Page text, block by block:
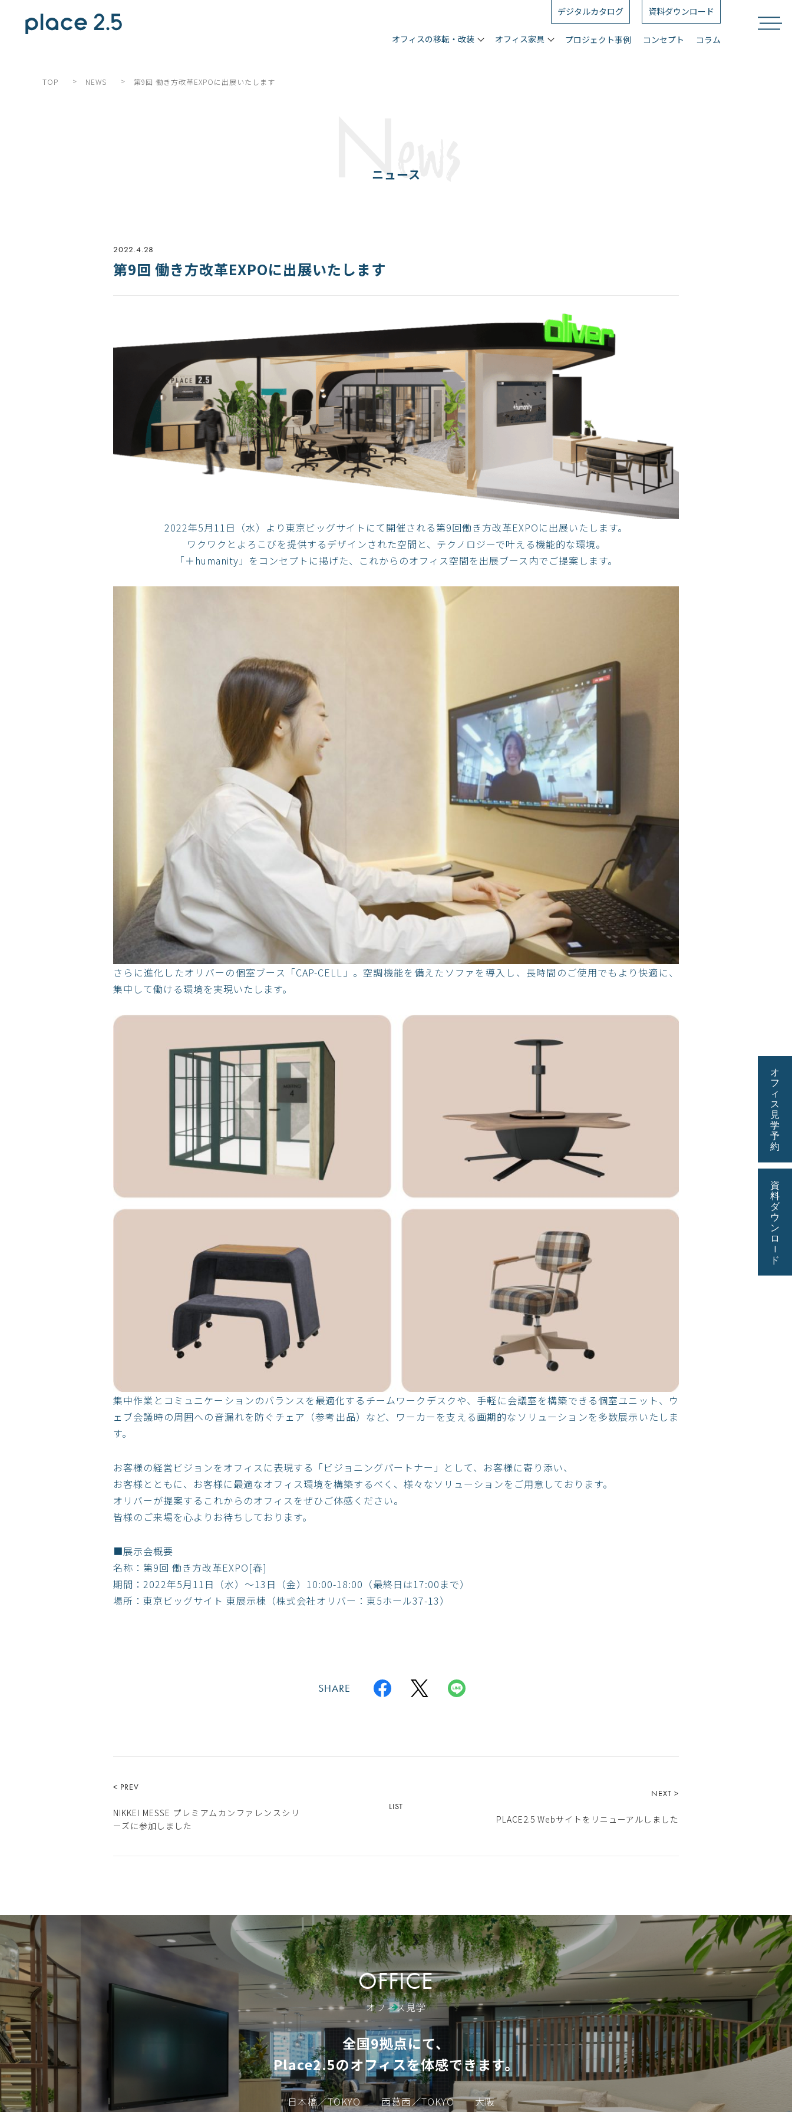
デジタルカタログ 資料ダウンロード
オフィスの移転・改装 オフィス家具 プロジェクト事例 コンセプト コラム
TOP > NEWS > 第9回 働き方改革EXPOに出展いたします
News
ニュース
2022.4.28
第9回 働き方改革EXPOに出展いたします
2022年5月11日（水）より東京ビッグサイトにて開催される第9回働き方改革EXPOに出展いたします。
ワクワクとよろこびを提供するデザインされた空間と、テクノロジーで叶える機能的な環境。
「＋humanity」をコンセプトに掲げた、これからのオフィス空間を出展ブース内でご提案します。
さらに進化したオリバーの個室ブース「CAP-CELL」。空調機能を備えたソファを導入し、長時間のご使用でもより快適に、
集中して働ける環境を実現いたします。
集中作業とコミュニケーションのバランスを最適化するチームワークデスクや、手軽に会議室を構築できる個室ユニット、ウ
ェブ会議時の周囲への音漏れを防ぐチェア（参考出品）など、ワーカーを支える画期的なソリューションを多数展示いたしま
す。
お客様の経営ビジョンをオフィスに表現する「ビジョニングパートナー」として、お客様に寄り添い、
お客様とともに、お客様に最適なオフィス環境を構築するべく、様々なソリューションをご用意しております。
オリバーが提案するこれからのオフィスをぜひご体感ください。
皆様のご来場を心よりお待ちしております。
■展示会概要
名称：第9回 働き方改革EXPO[春]
期間：2022年5月11日（水）～13日（金）10:00-18:00（最終日は17:00まで）
場所：東京ビッグサイト 東展示棟（株式会社オリバー：東5ホール37-13）
SHARE
< PREV
NIKKEI MESSE プレミアムカンファレンスシリ
ーズに参加しました
LIST
NEXT >
PLACE2.5 Webサイトをリニューアルしました
OFFICE
オフィス見学
全国9拠点にて、
Place2.5のオフィスを体感できます。
日本橋／TOKYO 西葛西／TOKYO 大阪